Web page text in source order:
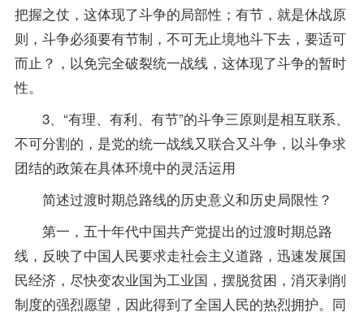
把握之仗，这体现了斗争的局部性；有节，就是休战原
则，斗争必须要有节制，不可无止境地斗下去，要适可
而止？，以免完全破裂统一战线，这体现了斗争的暂时
性。
3、“有理、有利、有节”的斗争三原则是相互联系、
不可分割的，是党的统一战线又联合又斗争，以斗争求
团结的政策在具体环境中的灵活运用
简述过渡时期总路线的历史意义和历史局限性？
第一，五十年代中国共产党提出的过渡时期总路
线，反映了中国人民要求走社会主义道路，迅速发展国
民经济，尽快变农业国为工业国，摆脱贫困，消灭剥削
制度的强烈愿望，因此得到了全国人民的热烈拥护。同